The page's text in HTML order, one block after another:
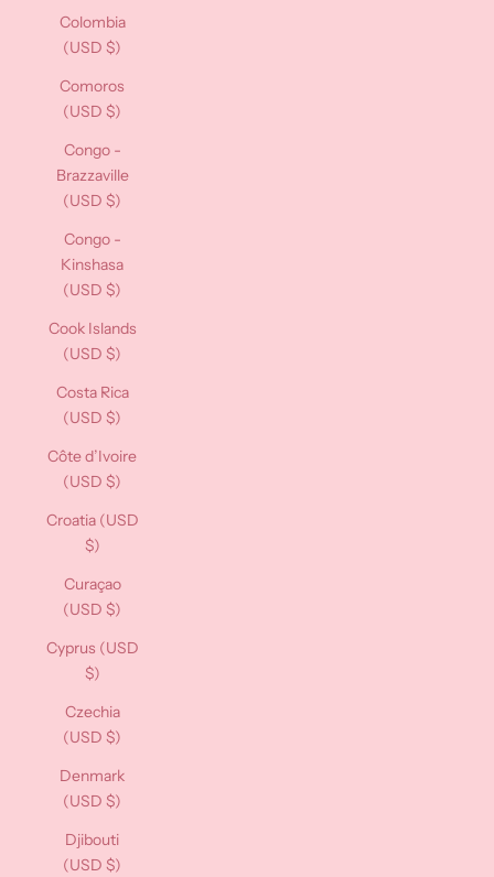
Colombia
(USD $)
Comoros
(USD $)
Congo -
Brazzaville
(USD $)
Congo -
Kinshasa
(USD $)
Cook Islands
(USD $)
Costa Rica
(USD $)
Côte d’Ivoire
(USD $)
Croatia (USD
$)
Curaçao
(USD $)
Cyprus (USD
$)
Czechia
(USD $)
Denmark
(USD $)
Djibouti
(USD $)